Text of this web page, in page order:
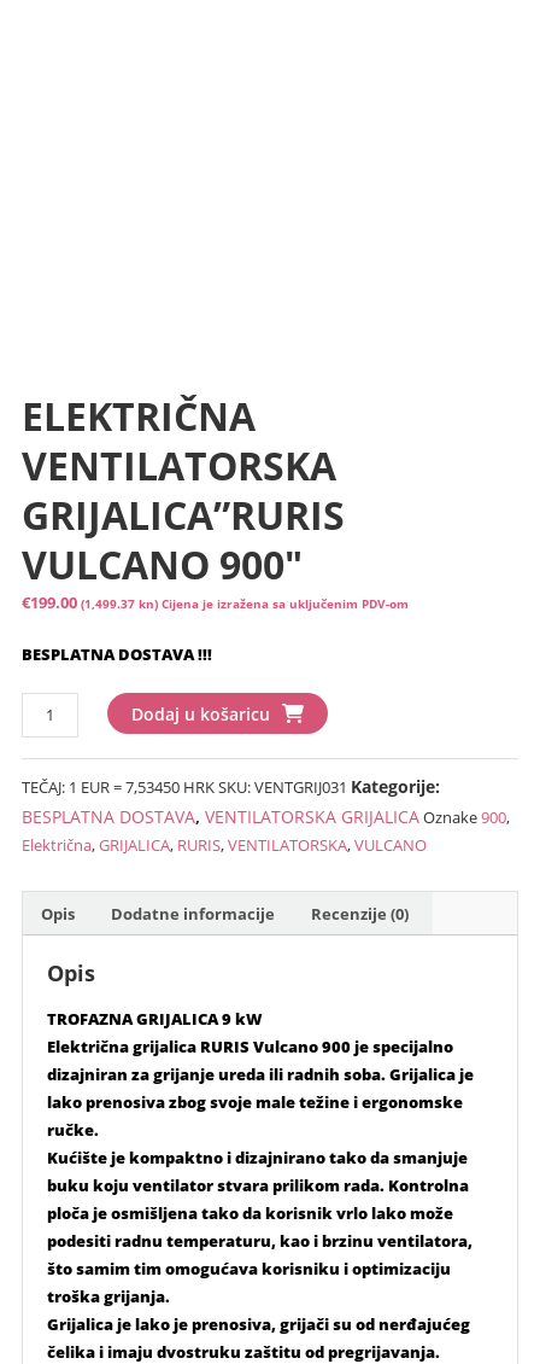
ELEKTRIČNA
VENTILATORSKA
GRIJALICA”RURIS
VULCANO 900″
€199.00 (1,499.37 kn) Cijena je izražena sa uključenim PDV-om
BESPLATNA DOSTAVA !!!
ELEKTRIČNA
VENTILATORSKA
GRIJALICA"RURIS
VULCANO
900"
količina
Dodaj u košaricu
TEČAJ: 1 EUR = 7,53450 HRKSKU:VENTGRIJ031 Kategorije:
BESPLATNA DOSTAVA, VENTILATORSKA GRIJALICAOznake900,
Električna,GRIJALICA, RURIS,VENTILATORSKA,VULCANO
Opis Dodatne informacije Recenzije (0)
Opis
TROFAZNA GRIJALICA 9 kW
Električna grijalica RURIS Vulcano 900 je specijalno
dizajniran za grijanje ureda ili radnih soba. Grijalica je
lako prenosiva zbog svoje male težine i ergonomske
ručke.
Kućište je kompaktno i dizajnirano tako da smanjuje
buku koju ventilator stvara prilikom rada. Kontrolna
ploča je osmišljena tako da korisnik vrlo lako može
podesiti radnu temperaturu, kao i brzinu ventilatora,
što samim tim omogućava korisniku i optimizaciju
troška grijanja.
Grijalica je lako je prenosiva, grijači su od nerđajućeg
čelika i imaju dvostruku zaštitu od pregrijavanja.